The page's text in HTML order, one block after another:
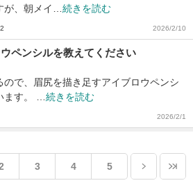
が、朝メイ… 続きを読む
2026/2/10
ペンシルを教えてください
で、眉尻を描き足すアイブロウペンシ
ます。 … 続きを読む
2026/2/1
3 4 5